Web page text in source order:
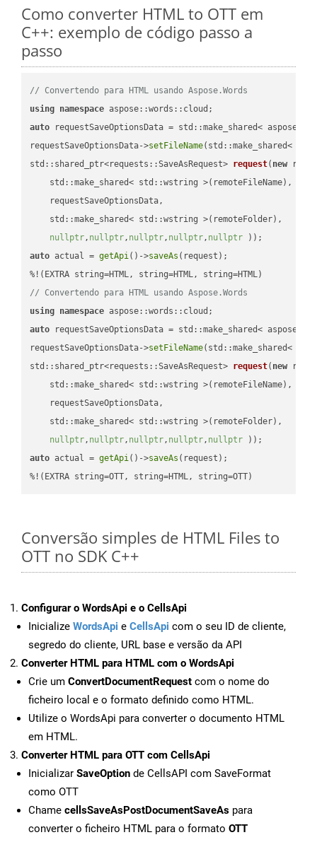
Como converter HTML to OTT em
C++: exemplo de código passo a
passo
// Convertendo para HTML usando Aspose.Words
using namespace
auto requestSaveOptionsData = std::make_shared<
requestSaveOptionsData->setFileName(std::make_shared<
std::shared_ptr<requests::SaveAsRequest> request( new
    std::make_shared< std::wstring >(remoteFileName),
    requestSaveOptionsData,
    std::make_shared< std::wstring >(remoteFolder),
nullptr, nullptr, nullptr, nullptr, nullptr ))
auto actual = getApi()->saveAs (request);
// Convertendo para HTML usando Aspose.Words
using namespace
auto requestSaveOptionsData = std::make_shared<
requestSaveOptionsData->setFileName(std::make_shared<
std::shared_ptr<requests::SaveAsRequest> request( new
    std::make_shared< std::wstring >(remoteFileName),
    requestSaveOptionsData,
    std::make_shared< std::wstring >(remoteFolder),
nullptr, nullptr, nullptr, nullptr, nullptr ))
auto actual = getApi()->saveAs (request);
%!(EXTRA string=OTT, string=HTML, string=OTT)
Conversão simples de HTML Files to
OTT no SDK C++
Configurar o WordsApi e o CellsApi
Inicialize WordsApi e CellsApi com o seu ID de cliente,
segredo do cliente, URL base e versão da API
Converter HTML para HTML com o WordsApi
Crie um ConvertDocumentRequest com o nome do
ficheiro local e o formato definido como HTML.
Utilize o WordsApi para converter o documento HTML
em HTML.
Converter HTML para OTT com CellsApi
Inicializar SaveOption de CellsAPI com SaveFormat
como OTT
Chame cellsSaveAsPostDocumentSaveAs para
converter o ficheiro HTML para o formato OTT